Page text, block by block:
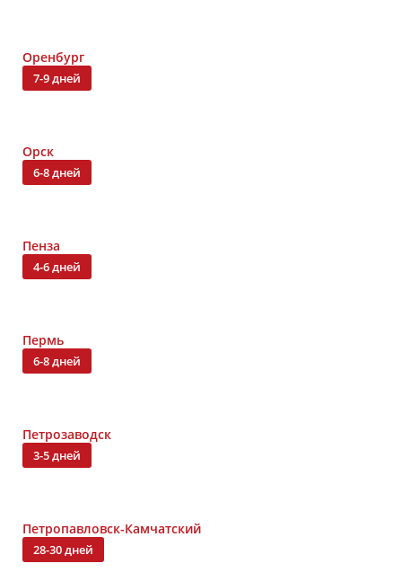
Оренбург
7-9 дней
Орск
6-8 дней
Пенза
4-6 дней
Пермь
6-8 дней
Петрозаводск
3-5 дней
Петропавловск-Камчатский
28-30 дней